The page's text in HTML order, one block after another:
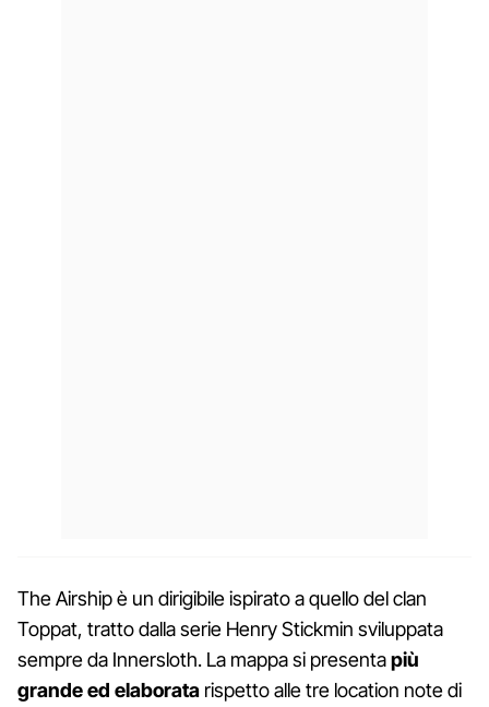
The Airship è un dirigibile ispirato a quello del clan
Toppat, tratto dalla serie Henry Stickmin sviluppata
sempre da Innersloth. La mappa si presentapiù
grande ed elaborata rispetto alle tre location note di